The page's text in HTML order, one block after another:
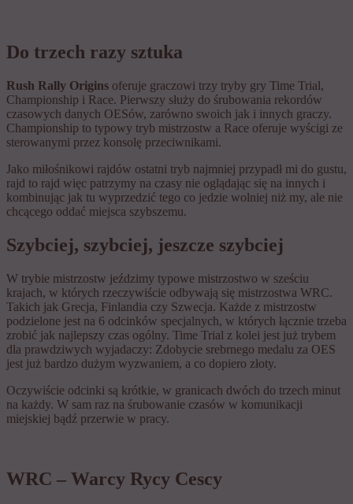
Do trzech razy sztuka
Rush Rally Origins oferuje graczowi trzy tryby gry Time Trial,
Championship i Race. Pierwszy służy do śrubowania rekordów
czasowych danych OESów, zarówno swoich jak i innych graczy.
Championship to typowy tryb mistrzostw a Race oferuje wyścigi ze
sterowanymi przez konsolę przeciwnikami.
Jako miłośnikowi rajdów ostatni tryb najmniej przypadł mi do gustu,
rajd to rajd więc patrzymy na czasy nie oglądając się na innych i
kombinując jak tu wyprzedzić tego co jedzie wolniej niż my, ale nie
chcącego oddać miejsca szybszemu.
Szybciej, szybciej, jeszcze szybciej
W trybie mistrzostw jeździmy typowe mistrzostwo w sześciu
krajach, w których rzeczywiście odbywają się mistrzostwa WRC.
Takich jak Grecja, Finlandia czy Szwecja. Każde z mistrzostw
podzielone jest na 6 odcinków specjalnych, w których łącznie trzeba
zrobić jak najlepszy czas ogólny. Time Trial z kolei jest już trybem
dla prawdziwych wyjadaczy: Zdobycie srebrnego medalu za OES
jest już bardzo dużym wyzwaniem, a co dopiero złoty.
Oczywiście odcinki są krótkie, w granicach dwóch do trzech minut
na każdy. W sam raz na śrubowanie czasów w komunikacji
miejskiej bądź przerwie w pracy.
WRC – Warcy Rycy Cescy